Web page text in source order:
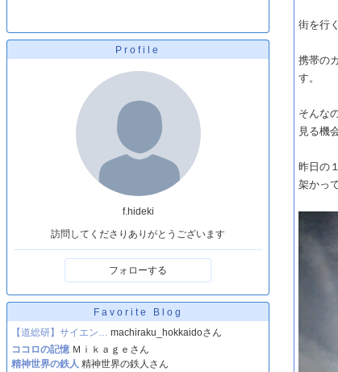
Profile
f.hideki
訪問してくださりありがとうございます
フォローする
Favorite Blog
【道総研】サイエン… machiraku_hokkaidoさん
ココロの記憶 Ｍｉｋａｇｅさん
精神世界の鉄人 精神世界の鉄人さん
街を行
携帯の
す。
そんな
見る機
昨日の
架かっ